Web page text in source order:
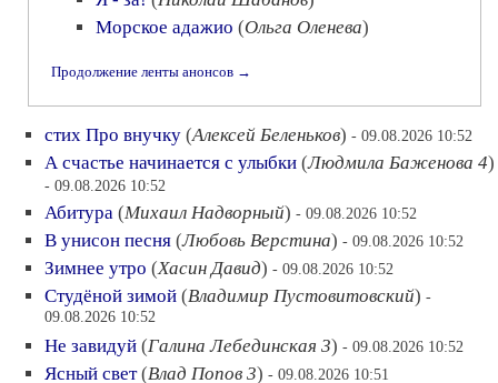
Морское адажио (Ольга Оленева)
Продолжение ленты анонсов →
стих Про внучку (Алексей Беленьков) - 09.08.2026 10:52
А счастье начинается с улыбки (Людмила Баженова 4)
- 09.08.2026 10:52
Абитура (Михаил Надворный) - 09.08.2026 10:52
В унисон песня (Любовь Верстина) - 09.08.2026 10:52
Зимнее утро (Хасин Давид) - 09.08.2026 10:52
Студёной зимой (Владимир Пустовитовский) -
09.08.2026 10:52
Не завидуй (Галина Лебединская 3) - 09.08.2026 10:52
Ясный свет(Влад Попов 3) - 09.08.2026 10:51